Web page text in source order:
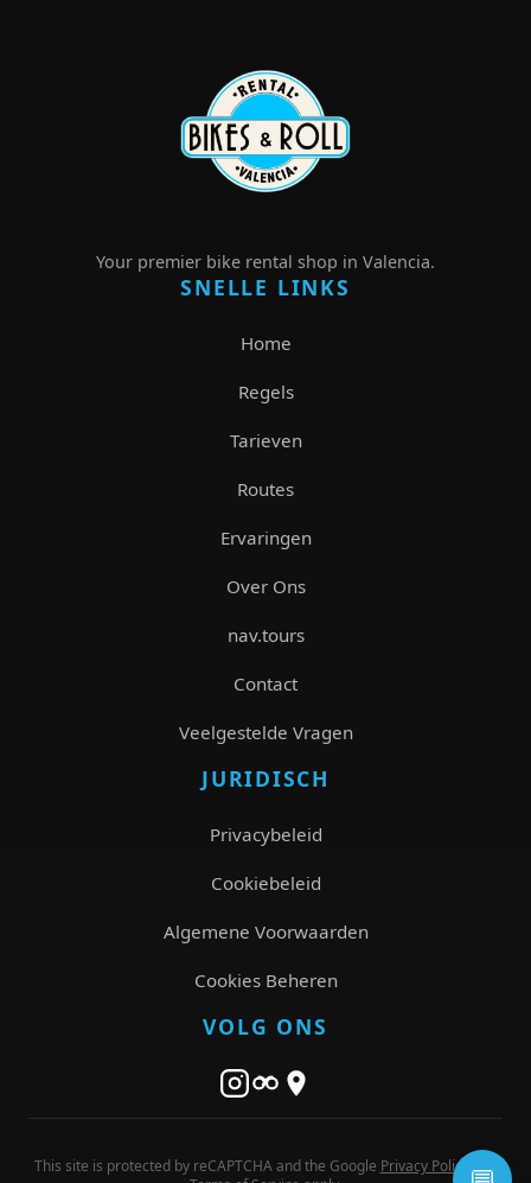
Your premier bike rental shop in Valencia.
SNELLE LINKS
Home
Regels
Tarieven
Routes
Ervaringen
Over Ons
nav.tours
Contact
Veelgestelde Vragen
JURIDISCH
Privacybeleid
Cookiebeleid
Algemene Voorwaarden
Cookies Beheren
VOLG ONS
This site is protected by reCAPTCHA and the Google Privacy Policy and